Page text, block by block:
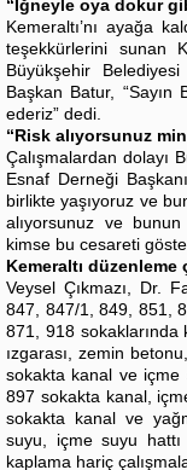
“İğneyle oya dokur
Kemeraltı’nı ayağa
teşekkürlerini sunan
Büyükşehir
Başkan Batur, “Sayın
ederiz” dedi.
“Risk alıyorsunuz
Çalışmalardan dolayı
Esnaf Derneği
birlikte yaşıyoruz ve
alıyorsunuz ve
kimse bu cesareti
Kemeraltı düzenleme
Veysel Çıkmazı, Dr.
847, 847/1, 849, 851,
871, 918
ızgarası, zemin
sokakta kanal ve içme
897 sokakta kanal,
sokakta kanal ve
suyu, içme suyu
kaplama hariç